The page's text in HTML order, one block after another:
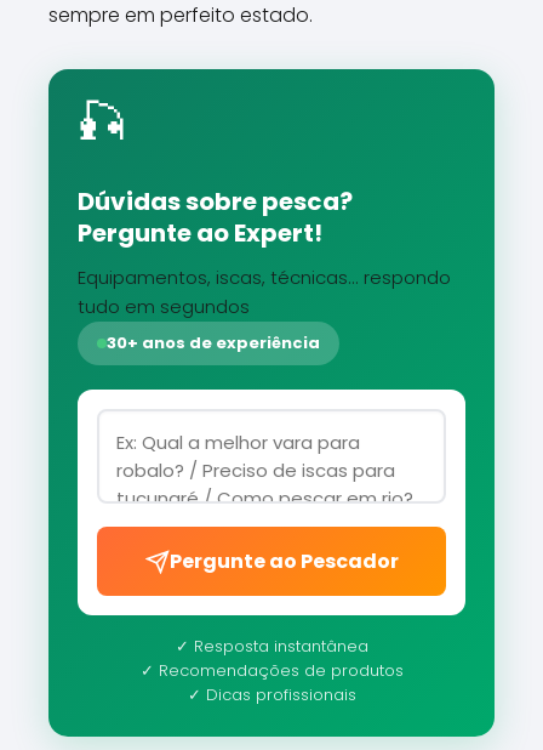
sempre em perfeito estado.
🎣
Dúvidas sobre pesca?
Pergunte ao Expert!
Equipamentos, iscas, técnicas... respondo
tudo em segundos
30+ anos de experiência
Pergunte ao Pescador
✓ Resposta instantânea
✓ Recomendações de produtos
✓ Dicas profissionais